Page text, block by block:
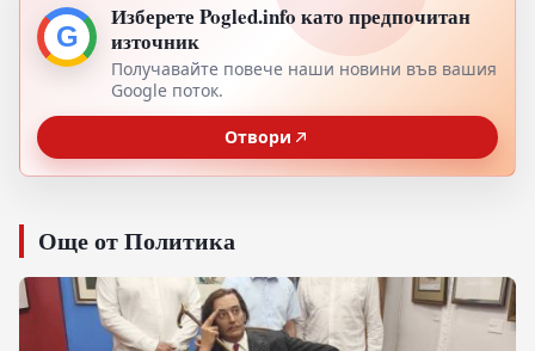
G
Изберете Pogled.info като предпочитан
източник
Получавайте повече наши новини във вашия
Google поток.
Отвори
Още от Политика